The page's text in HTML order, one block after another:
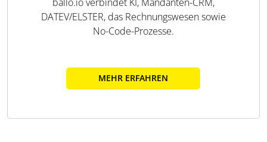
DATEV/ELSTER, das Rechnungswesen sowie
No-Code-Prozesse.
MEHR ERFAHREN